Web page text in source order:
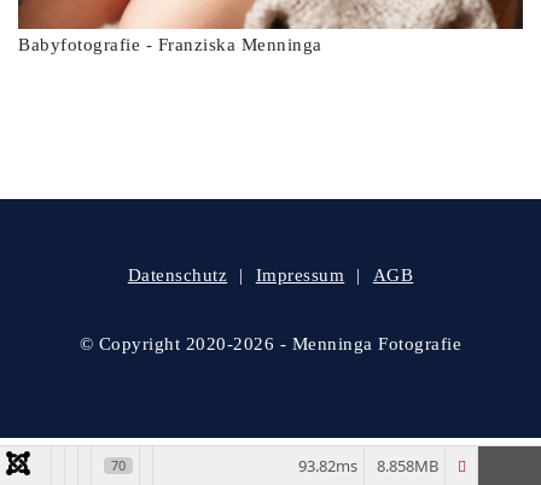
Babyfotografie - Franziska Menninga
Datenschutz Impressum AGB
© Copyright 2020-2026 - Menninga Fotografie
70 8.858MB
93.82ms